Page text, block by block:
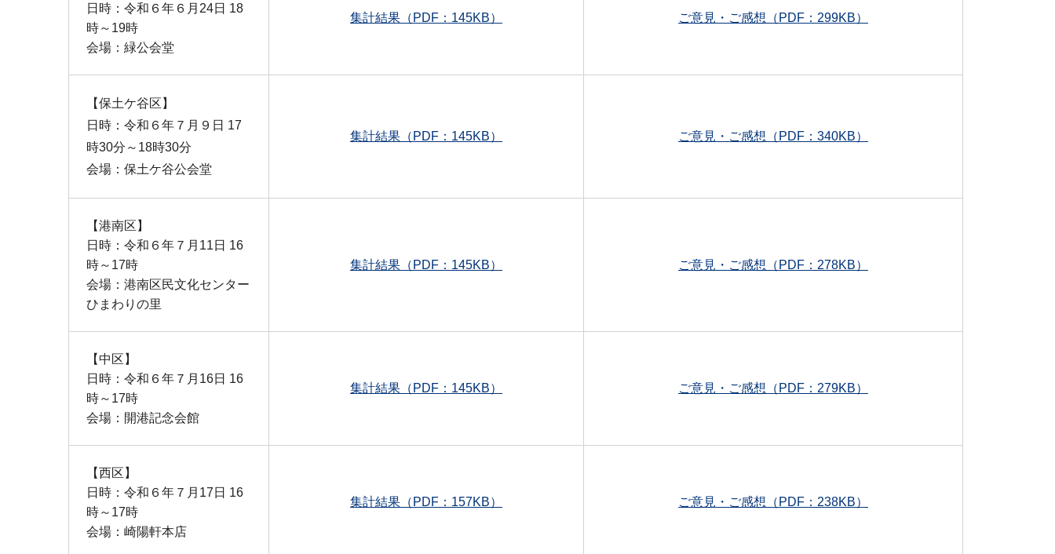
日時：令和６年６月24日 18
時～19時
会場：緑公会堂
集計結果（PDF：145KB） ご意見・ご感想（PDF：299KB）
【保土ケ谷区】
日時：令和６年７月９日 17
時30分～18時30分
会場：保土ケ谷公会堂
集計結果（PDF：145KB） ご意見・ご感想（PDF：340KB）
【港南区】
日時：令和６年７月11日 16
時～17時
会場：港南区民文化センター
ひまわりの里
集計結果（PDF：145KB） ご意見・ご感想（PDF：278KB）
【中区】
日時：令和６年７月16日 16
時～17時
会場：開港記念会館
集計結果（PDF：145KB） ご意見・ご感想（PDF：279KB）
【西区】
日時：令和６年７月17日 16
時～17時
会場：崎陽軒本店
集計結果（PDF：157KB） ご意見・ご感想（PDF：238KB）